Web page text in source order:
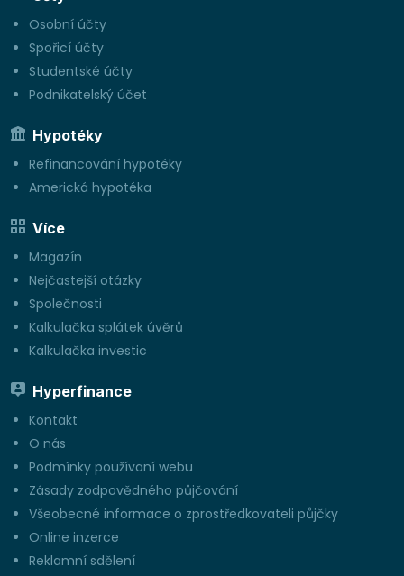
Osobní účty
Spořicí účty
Studentské účty
Podnikatelský účet
Hypotéky
Refinancování hypotéky
Americká hypotéka
Více
Magazín
Nejčastejší otázky
Společnosti
Kalkulačka splátek úvěrů
Kalkulačka investic
Hyperfinance
Kontakt
O nás
Podmínky používaní webu
Zásady zodpovědného půjčování
Všeobecné informace o zprostředkovateli půjčky
Online inzerce
Reklamní sdělení